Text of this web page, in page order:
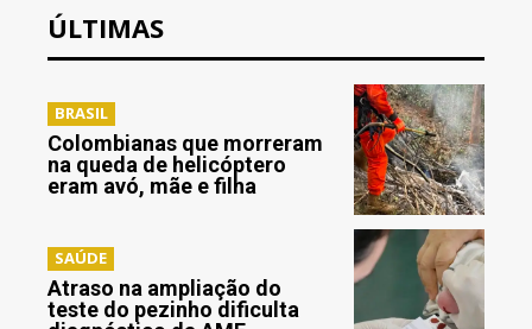
ÚLTIMAS
BRASIL
Colombianas que morreram
na queda de helicóptero
eram avó, mãe e filha
SAÚDE
Atraso na ampliação do
teste do pezinho dificulta